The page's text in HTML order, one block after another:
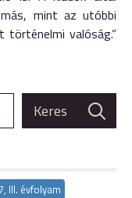
mint az utóbbi
valóság.”
III. évfolyam